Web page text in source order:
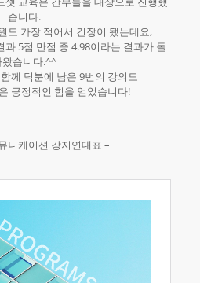
습니다.
도 가장 적어서 긴장이 됐는데요,
과 5점 만점 중 4.98이라는 결과가 돌
왔습니다.^^
께 덕분에 남은 9번의 강의도
긍정적인 힘을 얻었습니다!
니케이션 강지연대표 –